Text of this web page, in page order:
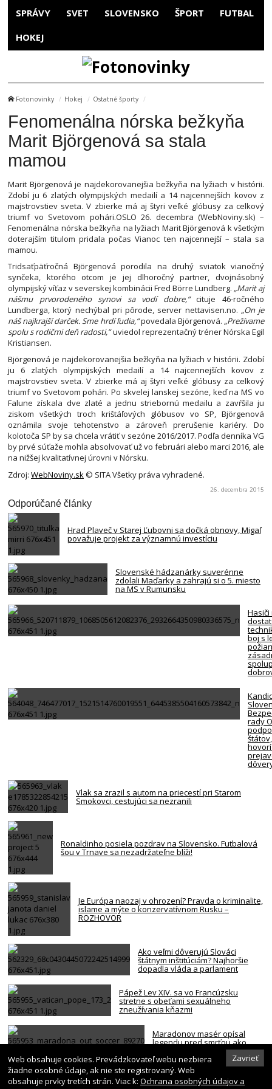
SPRÁVY SVET SLOVENSKO ŠPORT FUTBAL
HOKEJ
Fotonovinky Hokej Ostatné športy
Fenomenálna nórska bežkyňa
Marit Björgenová sa stala
mamou
Marit Björgenová je najdekorovanejšia bežkyňa na lyžiach v histórii.
Zdobí ju 6 zlatých olympijských medailí a 14 najcennejších kovov z
majstrovstiev sveta. V zbierke má aj štyri veľké glóbusy za celkový
triumf vo Svetovom pohári.OSLO 26. decembra (WebNoviny.sk) –
Fenomenálna nórska bežkyňa na lyžiach Marit Björgenová k všetkým
doterajším titulom pridala počas Vianoc ten najcennejší – stala sa
mamou.
Tridsaťpäťročná Björgenová porodila na druhý sviatok vianočný
synčeka, ktorého otcom je jej dlhoročný partner, dvojnásobný
olympijský víťaz v severskej kombinácii Fred Börre Lundberg. „Marit aj
nášmu prvorodeného synovi sa vodí dobre,“cituje 46-ročného
Lundberga, ktorý nechýbal pri pôrode, server nettavisen.no. „On je
náš najkrajší darček. Sme hrdí ľudia,“povedala Björgenová. „Prežívame
spolu s rodičmi deň radosti,“uviedol reprezentačný tréner Nórska Egil
Kristiansen.
Björgenová je najdekorovanejšia bežkyňa na lyžiach v histórii. Zdobí
ju 6 zlatých olympijských medailí a 14 najcennejších kovov z
majstrovstiev sveta. V zbierke má aj štyri veľké glóbusy za celkový
triumf vo Svetovom pohári. Po skvelej lanskej sezóne, keď na MS vo
Falune získala dve zlaté a jednu striebornú medailu a zavŕšila ju
ziskom všetkých troch krištáľových glóbusov vo SP, Björgenová
oznámila svoje tehotenstvo a zároveň prerušenie kariéry. Do
kolotoča SP by sa chcela vrátiť v sezóne 2016/2017. Podľa denníka VG
by prvé súťaže mohla absolvovať už vo februári alebo marci 2016, ale
na nižšej kvalitatívnej úrovni v Nórsku.
Zdroj: WebNoviny.sk © SITA Všetky práva vyhradené.
26. decembra 2015
Odporúčané články
Hrad Plaveč v Starej Ľubovni sa dočká obnovy, Migaľ
považuje projekt za významnú investíciu
Slovenské hádzanárky suverénne
zdolali Maďarky a zahrajú si o 5. miesto
na MS v Rumunsku
Hasiči
boj s
rady
Vlak sa zrazil s autom na priecestí pri Starom
Smokovci, cestujúci sa nezranili
Ronaldinho posiela pozdrav na Slovensko. Futbalová
šou v Trnave sa nezadržateľne blíži!
Je Európa naozaj v ohrození? Pravda o kriminalite,
islame a mýte o konzervatívnom Rusku –
ROZHOVOR
Ako veľmi dôverujú Slováci
štátnym inštitúciám? Najhoršie
dopadla vláda a parlament
Pápež Lev XIV. sa vo Francúzsku
stretne s obeťami sexuálneho
zneužívania kňazmi
Maradonov masér opísal
legendu pred smrťou ako
bezmocnú a rezignovanú
osobu Zavrieť
Web obsahuje cookies. Prevádzkovateľ webu nezbiera
žiadne osobné údaje, ak nie ste registrovaný. Web
obsahuje prvky tretích strán. Viac k: Ochrana osobných údajov a